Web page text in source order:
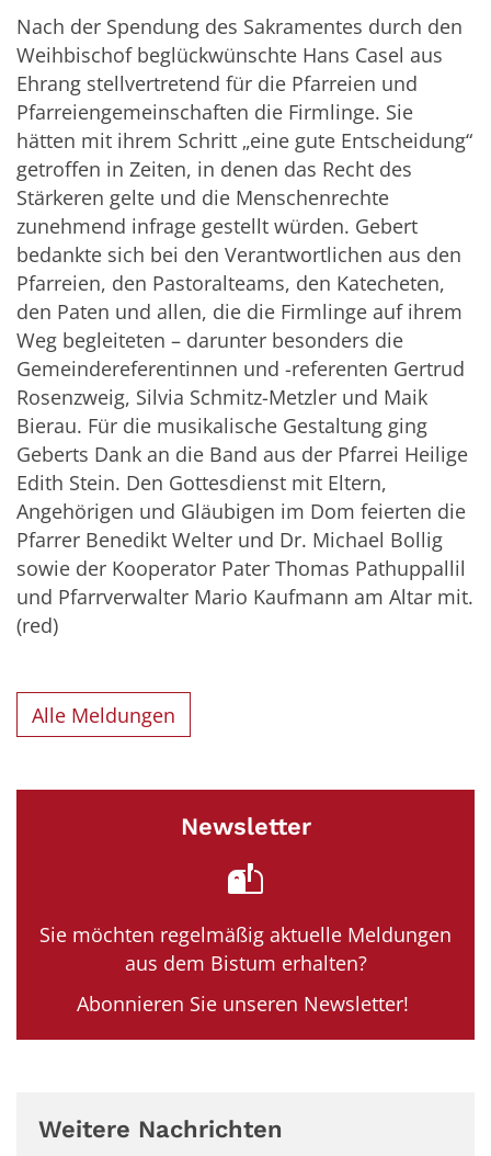
Nach der Spendung des Sakramentes durch den
Weihbischof beglückwünschte Hans Casel aus
Ehrang stellvertretend für die Pfarreien und
Pfarreiengemeinschaften die Firmlinge. Sie
hätten mit ihrem Schritt „eine gute Entscheidung“
getroffen in Zeiten, in denen das Recht des
Stärkeren gelte und die Menschenrechte
zunehmend infrage gestellt würden. Gebert
bedankte sich bei den Verantwortlichen aus den
Pfarreien, den Pastoralteams, den Katecheten,
den Paten und allen, die die Firmlinge auf ihrem
Weg begleiteten – darunter besonders die
Gemeindereferentinnen und -referenten Gertrud
Rosenzweig, Silvia Schmitz-Metzler und Maik
Bierau. Für die musikalische Gestaltung ging
Geberts Dank an die Band aus der Pfarrei Heilige
Edith Stein. Den Gottesdienst mit Eltern,
Angehörigen und Gläubigen im Dom feierten die
Pfarrer Benedikt Welter und Dr. Michael Bollig
sowie der Kooperator Pater Thomas Pathuppallil
und Pfarrverwalter Mario Kaufmann am Altar mit.
(red)
Alle Meldungen
Newsletter
Sie möchten regelmäßig aktuelle Meldungen
aus dem Bistum erhalten?
Abonnieren Sie unseren Newsletter!
Weitere Nachrichten